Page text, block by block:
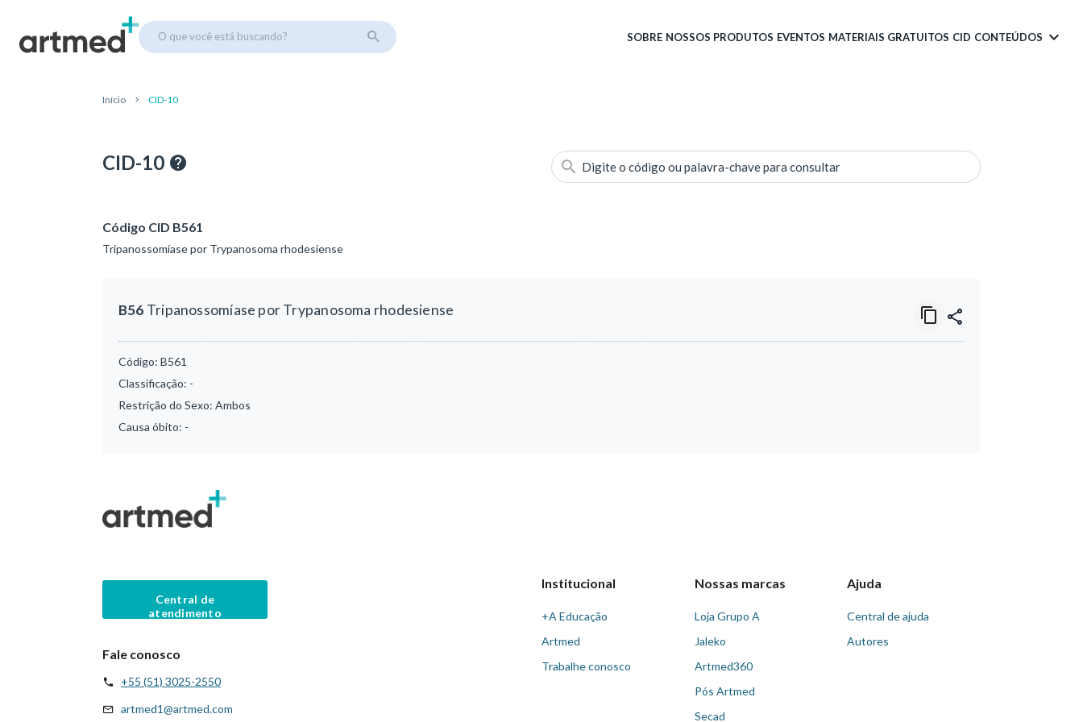
O que você está buscando? SOBRE NOSSOS PRODUTOS EVENTOS MATERIAIS GRATUITOS CID CONTEÚDOS
Início CID-10
CID-10 Digite o código ou palavra-chave para consultar
Código CID B561
Tripanossomíase por Trypanosoma rhodesiense
B56 Tripanossomíase por Trypanosoma rhodesiense
Código: B561
Classificação: -
Restrição do Sexo: Ambos
Causa óbito: -
Central de
atendimento
Fale conosco
+55 (51) 3025-2550
artmed1@artmed.com
Institucional
+A Educação
Artmed
Trabalhe conosco
Nossas marcas
Loja Grupo A
Jaleko
Artmed360
Pós Artmed
Secad
Ajuda
Central de ajuda
Autores